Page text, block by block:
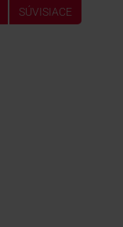
SÚVISIACE